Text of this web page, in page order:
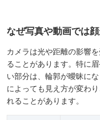
なぜ写真や動画では
カメラは光や距離の影響
ることがあります。特に
い部分は、輪郭が曖昧に
によっても見え方が変わ
れることがあります。